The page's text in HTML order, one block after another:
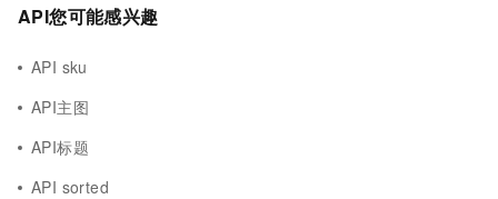
API您可能感兴趣
API sku
API主图
API标题
API sorted